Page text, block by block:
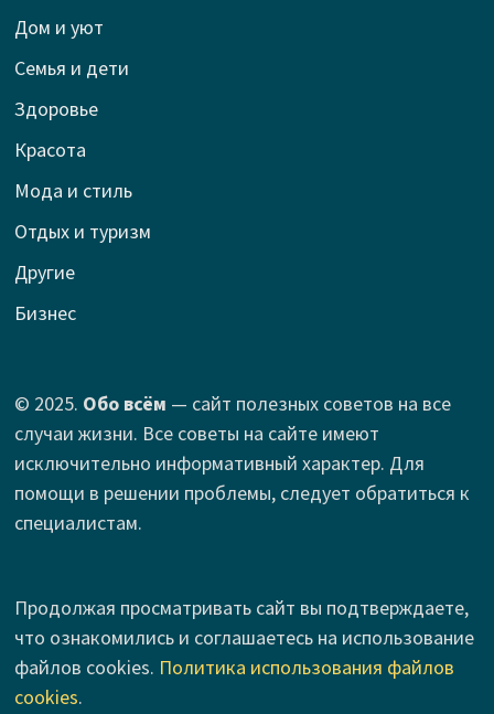
Дом и уют
Семья и дети
Здоровье
Красота
Мода и стиль
Отдых и туризм
Другие
Бизнес
© 2025. Обо всём — сайт полезных советов на все
случаи жизни. Все советы на сайте имеют
исключительно информативный характер. Для
помощи в решении проблемы, следует обратиться к
специалистам.
Продолжая просматривать сайт вы подтверждаете,
что ознакомились и соглашаетесь на использование
файлов cookies. Политика использования файлов
cookies.